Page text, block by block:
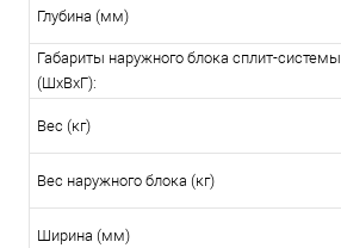
Глубина (мм)
Габариты наружного блока сплит-системы
(ШxВxГ):
Вес (кг)
Вес наружного блока (кг)
Ширина (мм)